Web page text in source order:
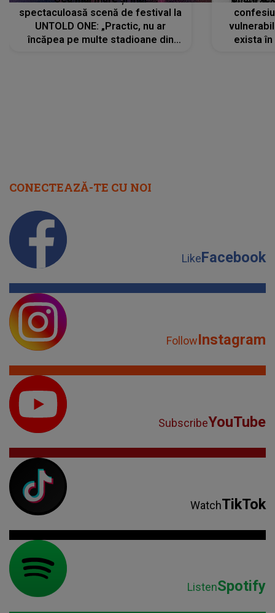
spectaculoasă scenă de festival la
UNTOLD ONE: „Practic, nu ar
încăpea pe multe stadioane din
exista
CONECTEAZĂ-TE CU NOI
LikeFacebook
FollowInstagram
SubscribeYouTube
WatchTikTok
ListenSpotify